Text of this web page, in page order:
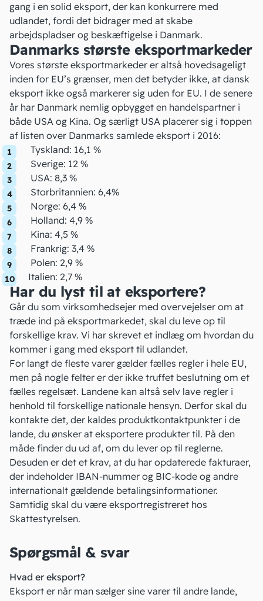
gang i en solid eksport, der kan konkurrere med
udlandet, fordi det bidrager med at skabe
arbejdspladser og beskæftigelse i Danmark.
Danmarks største eksportmarkeder
Vores største eksportmarkeder er altså hovedsageligt
inden for EU’s grænser, men det betyder ikke, at dansk
eksport ikke også markerer sig uden for EU. I de senere
år har Danmark nemlig opbygget en handelspartner i
både USA og Kina. Og særligt USA placerer sig i toppen
af listen over Danmarks samlede eksport i 2016:
Tyskland: 16,1 %
Sverige: 12 %
USA: 8,3 %
Storbritannien: 6,4%
Norge: 6,4 %
Holland: 4,9 %
Kina: 4,5 %
Frankrig: 3,4 %
Polen: 2,9 %
Italien: 2,7 %
Har du lyst til at eksportere?
Går du som virksomhedsejer med overvejelser om at
træde ind på eksportmarkedet, skal du leve op til
forskellige krav. Vi har skrevet et indlæg om hvordan du
kommer i gang med eksport til udlandet.
For langt de fleste varer gælder fælles regler i hele EU,
men på nogle felter er der ikke truffet beslutning om et
fælles regelsæt. Landene kan altså selv lave regler i
henhold til forskellige nationale hensyn. Derfor skal du
kontakte det, der kaldes produktkontaktpunkter i de
lande, du ønsker at eksportere produkter til. På den
måde finder du ud af, om du lever op til reglerne.
Desuden er det et krav, at du har opdaterede fakturaer,
der indeholder IBAN-nummer og BIC-kode og andre
internationalt gældende betalingsinformationer.
Samtidig skal du være eksportregistreret hos
Skattestyrelsen.
Spørgsmål & svar
Hvad er eksport?
Eksport er når man sælger sine varer til andre lande,